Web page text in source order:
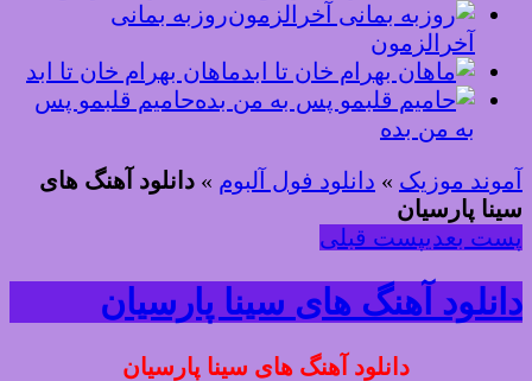
روزبه بمانی
آخرالزمون
ماهان بهرام خان تا ابد
حامیم قلبمو پس
به من بده
آموند موزیک » دانلود فول آلبوم » دانلود آهنگ های
سینا پارسیان
پست بعدیپست قبلی
دانلود آهنگ های سینا پارسیان
دانلود آهنگ های سینا پارسیان